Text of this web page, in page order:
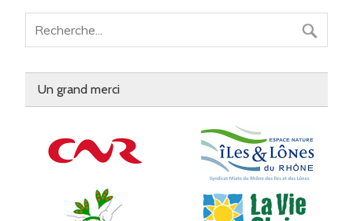
Un grand merci